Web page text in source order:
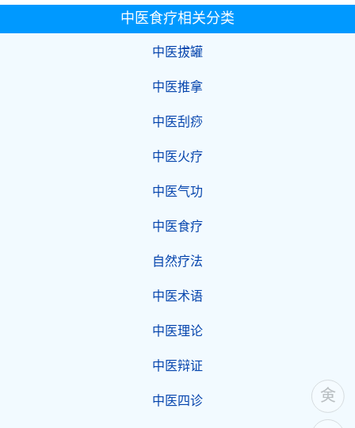
中医食疗相关分类
中医拔罐
中医推拿
中医刮痧
中医火疗
中医气功
中医食疗
自然疗法
中医术语
中医理论
中医辩证
中医四诊